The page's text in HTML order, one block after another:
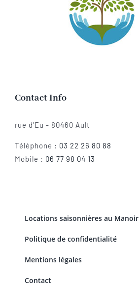
Contact Info
rue d'Eu - 80460 Ault
Téléphone : 03 22 26 80 88
Mobile : 06 77 98 04 13
Locations saisonnières au Manoir
Politique de confidentialité
Mentions légales
Contact